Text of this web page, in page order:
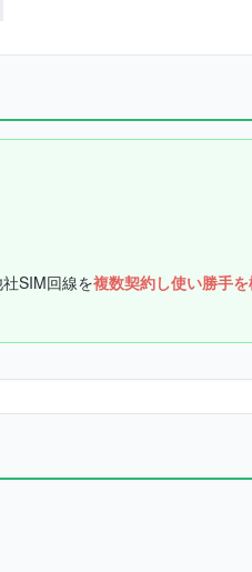
SIM回線を複数契約し使い勝手